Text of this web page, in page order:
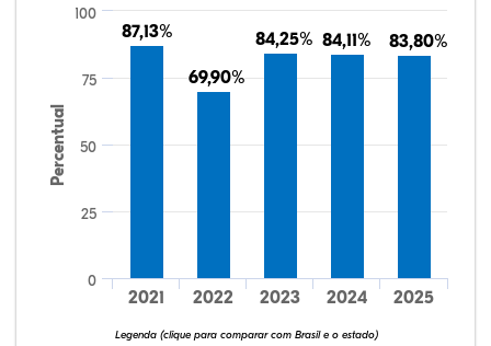
Percentual
87,13%
87,13%
69,90%
69,90%
84,25%
84,25% 84,11%
84,11% 83,80%
83,80%
Legenda (clique para comparar com Brasil e o estado)
2021 2022 2023 2024 2025
0
25
50
75
100
35,29%
0,00%
0,00%
52,94%
11,76%
0,00%
32,28%
12,07%
0,23%
51,73%
2,94%
0,75%